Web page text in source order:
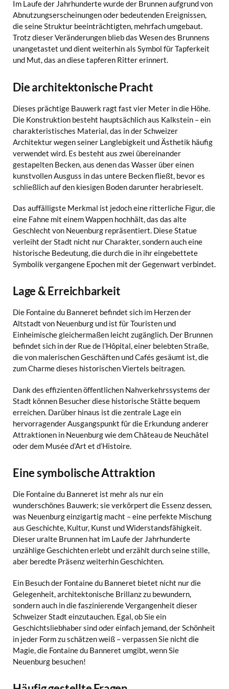
Im Laufe der Jahrhunderte wurde der Brunnen aufgrund von
Abnutzungserscheinungen oder bedeutenden Ereignissen,
die seine Struktur beeinträchtigten, mehrfach umgebaut.
Trotz dieser Veränderungen blieb das Wesen des Brunnens
unangetastet und dient weiterhin als Symbol für Tapferkeit
und Mut, das an diese tapferen Ritter erinnert.
Die architektonische Pracht
Dieses prächtige Bauwerk ragt fast vier Meter in die Höhe.
Die Konstruktion besteht hauptsächlich aus Kalkstein – ein
charakteristisches Material, das in der Schweizer
Architektur wegen seiner Langlebigkeit und Ästhetik häufig
verwendet wird. Es besteht aus zwei übereinander
gestapelten Becken, aus denen das Wasser über einen
kunstvollen Ausguss in das untere Becken fließt, bevor es
schließlich auf den kiesigen Boden darunter herabrieselt.
Das auffälligste Merkmal ist jedoch eine ritterliche Figur, die
eine Fahne mit einem Wappen hochhält, das das alte
Geschlecht von Neuenburg repräsentiert. Diese Statue
verleiht der Stadt nicht nur Charakter, sondern auch eine
historische Bedeutung, die durch die in ihr eingebettete
Symbolik vergangene Epochen mit der Gegenwart verbindet.
Lage & Erreichbarkeit
Die Fontaine du Banneret befindet sich im Herzen der
Altstadt von Neuenburg und ist für Touristen und
Einheimische gleichermaßen leicht zugänglich. Der Brunnen
befindet sich in der Rue de l’Hôpital, einer belebten Straße,
die von malerischen Geschäften und Cafés gesäumt ist, die
zum Charme dieses historischen Viertels beitragen.
Dank des effizienten öffentlichen Nahverkehrssystems der
Stadt können Besucher diese historische Stätte bequem
erreichen. Darüber hinaus ist die zentrale Lage ein
hervorragender Ausgangspunkt für die Erkundung anderer
Attraktionen in Neuenburg wie dem Château de Neuchâtel
oder dem Musée d’Art et d’Histoire.
Eine symbolische Attraktion
Die Fontaine du Banneret ist mehr als nur ein
wunderschönes Bauwerk; sie verkörpert die Essenz dessen,
was Neuenburg einzigartig macht – eine perfekte Mischung
aus Geschichte, Kultur, Kunst und Widerstandsfähigkeit.
Dieser uralte Brunnen hat im Laufe der Jahrhunderte
unzählige Geschichten erlebt und erzählt durch seine stille,
aber beredte Präsenz weiterhin Geschichten.
Ein Besuch der Fontaine du Banneret bietet nicht nur die
Gelegenheit, architektonische Brillanz zu bewundern,
sondern auch in die faszinierende Vergangenheit dieser
Schweizer Stadt einzutauchen. Egal, ob Sie ein
Geschichtsliebhaber sind oder einfach jemand, der Schönheit
in jeder Form zu schätzen weiß – verpassen Sie nicht die
Magie, die Fontaine du Banneret umgibt, wenn Sie
Neuenburg besuchen!